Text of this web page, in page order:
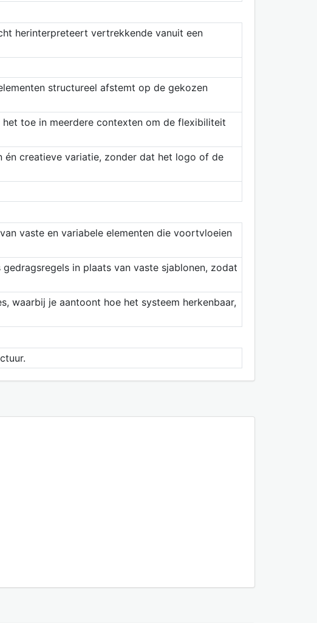
herinterpreteert vertrekkende vanuit een
structureel afstemt op de gekozen
toe in meerdere contexten om de flexibiliteit
én creatieve variatie, zonder dat het logo of de
vaste en variabele elementen die voortvloeien
in plaats van vaste sjablonen, zodat
waarbij je aantoont hoe het systeem herkenbaar,